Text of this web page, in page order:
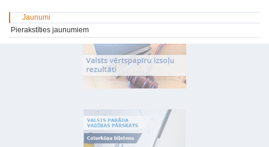
Jaunumi
Pierakstīties jaunumiem